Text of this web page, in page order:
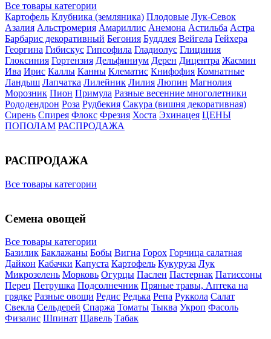
Все товары категории
Картофель Клубника (земляника) Плодовые Лук-Севок
Азалия Альстромерия Амариллис Анемона Астильба Астра
Барбарис декоративный Бегония Буддлея Вейгела Гейхера
Георгина Гибискус Гипсофила Гладиолус Глициния
Глоксиния Гортензия Дельфиниум Дерен Дицентра Жасмин
Ива Ирис Каллы Канны Клематис Книфофия Комнатные
Ландыш Лапчатка Лилейник Лилия Люпин Магнолия
Морозник Пион Примула Разные весенние многолетники
Рододендрон Роза Рудбекия Сакура (вишня декоративная)
Сирень Спирея Флокс Фрезия Хоста Эхинацея ЦЕНЫ
ПОПОЛАМ РАСПРОДАЖА
РАСПРОДАЖА
Все товары категории
Семена овощей
Все товары категории
Базилик Баклажаны Бобы Вигна Горох Горчица салатная
Дайкон Кабачки Капуста Картофель Кукуруза Лук
Микрозелень Морковь Огурцы Паслен Пастернак Патиссоны
Перец Петрушка Подсолнечник Пряные травы, Аптека на
грядке Разные овощи Редис Редька Репа Руккола Салат
Свекла Сельдерей Спаржа Томаты Тыква Укроп Фасоль
Физалис Шпинат Щавель Табак